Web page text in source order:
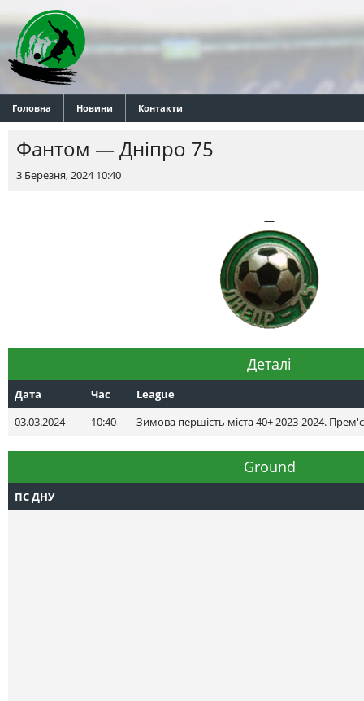
Головна Новини Контакти
Фантом — Днiпро 75
3 Березня, 2024 10:40
—
Деталі
Дата Час
League
03.03.2024
10:40 Зимова першість міста 40+ 2023-2024.
Ground
ПС ДНУ